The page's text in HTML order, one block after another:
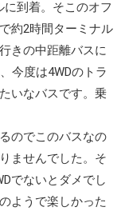
到着。そこのオフ
約2時間ターミナル
きの中距離バスに
今度は4WDのトラ
いなバスです。乗
のでこのバスなの
ませんでした。そ
でないとダメでし
ようで楽しかった